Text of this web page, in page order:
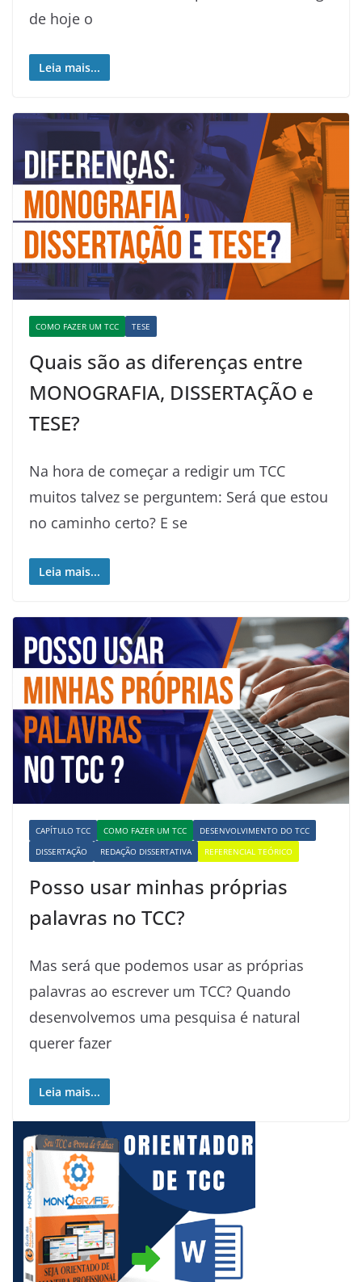
de hoje o
Leia mais...
COMO FAZER UM TCC TESE
Quais são as diferenças entre
MONOGRAFIA, DISSERTAÇÃO e
TESE?
Na hora de começar a redigir um TCC
muitos talvez se perguntem: Será que estou
no caminho certo? E se
Leia mais...
CAPÍTULO TCC COMO FAZER UM TCC
DESENVOLVIMENTO DO TCC
DISSERTAÇÃO
REDAÇÃO DISSERTATIVA REFERENCIAL TEÓRICO
Posso usar minhas próprias
palavras no TCC?
Mas será que podemos usar as próprias
palavras ao escrever um TCC? Quando
desenvolvemos uma pesquisa é natural
querer fazer
Leia mais...